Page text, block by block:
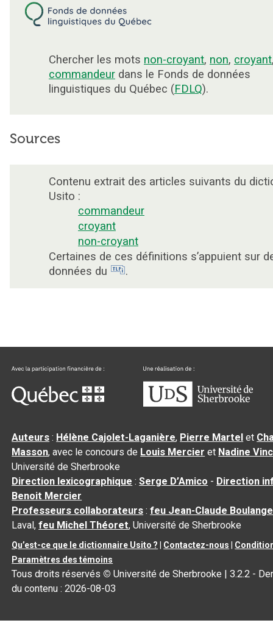
Chercher les mots non-croyant, non, croyant
commandeur dans le Fonds de données
linguistiques du Québec (FDLQ).
Sources
Contenu extrait des articles suivants du
Usito :
commandeur
croyant
non-croyant
Certaines de ces définitions s’appuient sur
données du
.
Auteurs : Hélène Cajolet-Laganière, Pierre Martel et
Masson, avec le concours de Louis Mercier et Nadine
Université de Sherbrooke
Direction lexicographique :Serge D’Amico - Direction
Benoit Mercier
Professeurs collaborateurs :feu Jean-Claude
Laval,feu Michel Théoret, Université de Sherbrooke
Qu’est-ce que le dictionnaire Usito ? Contactez-nous
Paramètres des témoins
Tous droits réservés © Université de Sherbrooke |3.2.2 -
du contenu :2026-08-03